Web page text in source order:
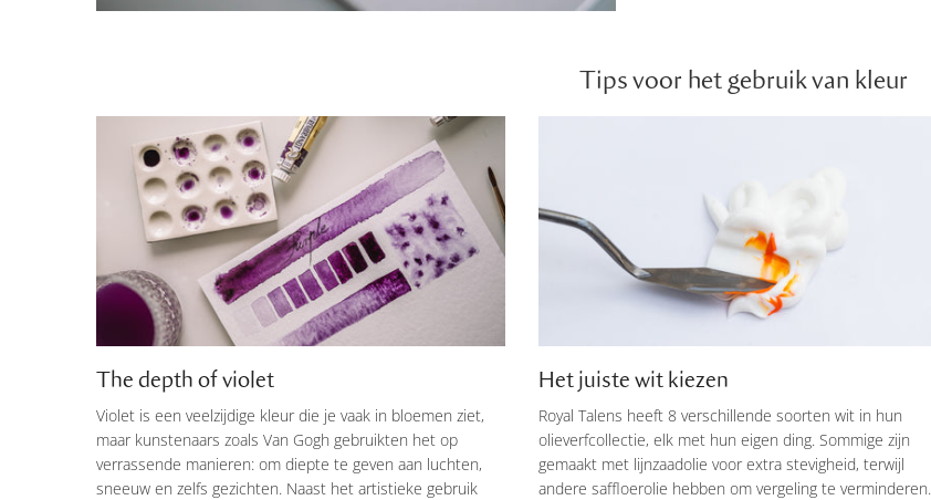
Tips voor het gebruik van kleur
The depth of violet
Violet is een veelzijdige kleur die je vaak in bloemen ziet,
maar kunstenaars zoals Van Gogh gebruikten het op
verrassende manieren: om diepte te geven aan luchten,
sneeuw en zelfs gezichten. Naast het artistieke gebruik
Het juiste wit kiezen
Royal Talens heeft 8 verschillende soorten wit in hun
olieverfcollectie, elk met hun eigen ding. Sommige zijn
gemaakt met lijnzaadolie voor extra stevigheid, terwijl
andere saffloerolie hebben om vergeling te verminderen.